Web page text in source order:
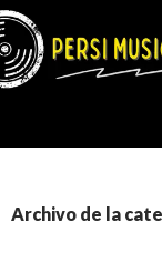
Archivo de la